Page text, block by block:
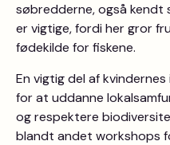
søbredderne, også kendt
er vigtige, fordi her gror
fødekilde for fiskene.
En vigtig del af
for at uddanne
og respektere
blandt andet workshops